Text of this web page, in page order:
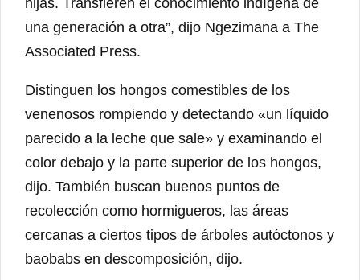
una generación a otra”, dijo Ngezimana a The
Associated Press.
Distinguen los hongos comestibles de los
venenosos rompiendo y detectando «un líquido
parecido a la leche que sale» y examinando el
color debajo y la parte superior de los hongos,
dijo. También buscan buenos puntos de
recolección como hormigueros, las áreas
cercanas a ciertos tipos de árboles autóctonos y
baobabs en descomposición, dijo.